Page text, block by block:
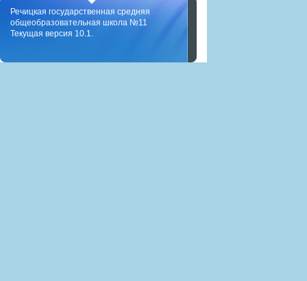
Речицкая государственная средняя
общеобразовательная школа №11
Текущая версия 10.1.